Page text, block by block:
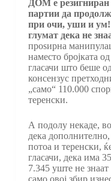
ДОМ е резигниран
партии да
при очи, уши и ум!
глумат дека не
проѕирна
наместо бројката
гласачи што беше
консензус
„само“ 110.000
теренски.
А подолу некаде,
дека
потоа и теренски,
гласачи, дека има
7.345 уште не